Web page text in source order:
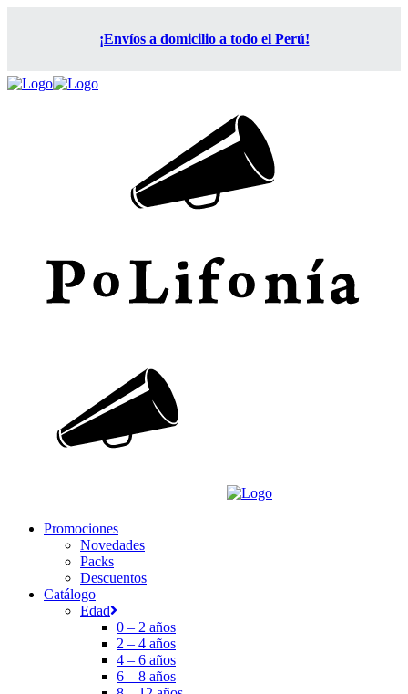
¡Envíos a domicilio a todo el Perú!
Promociones
Novedades
Packs
Descuentos
Catálogo
Edad
0 – 2 años
2 – 4 años
4 – 6 años
6 – 8 años